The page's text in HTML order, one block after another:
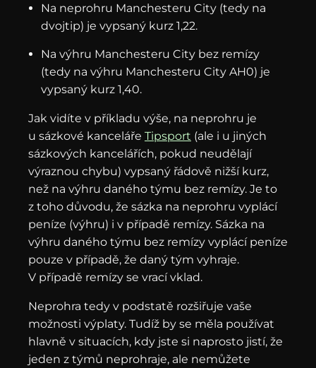
Na neprohru Manchesteru City (tedy na
dvojtip) je vypsaný kurz 1,22.
Na výhru Manchesteru City bez remízy
(tedy na výhru Manchesteru City AH0) je
vypsaný kurz 1,40.
Jak vidíte v příkladu výše, na neprohru je
u sázkové kanceláře Tipsport (ale i u jiných
sázkových kancelářích, pokud neudělají
výraznou chybu) vypsaný řádově nižší kurz,
než na výhru daného týmu bez remízy. Je to
z toho důvodu, že sázka na neprohru vyplácí
peníze (výhru) i v případě remízy. Sázka na
výhru daného týmu bez remízy vyplácí peníze
pouze v případě, že daný tým vyhraje.
V případě remízy se vrací vklad.
Neprohra tedy v podstatě rozšiřuje vaše
možnosti výplaty. Tudíž by se měla používat
hlavně v situacích, kdy jste si naprosto jistí, že
jeden z týmů neprohraje, ale nemůžete